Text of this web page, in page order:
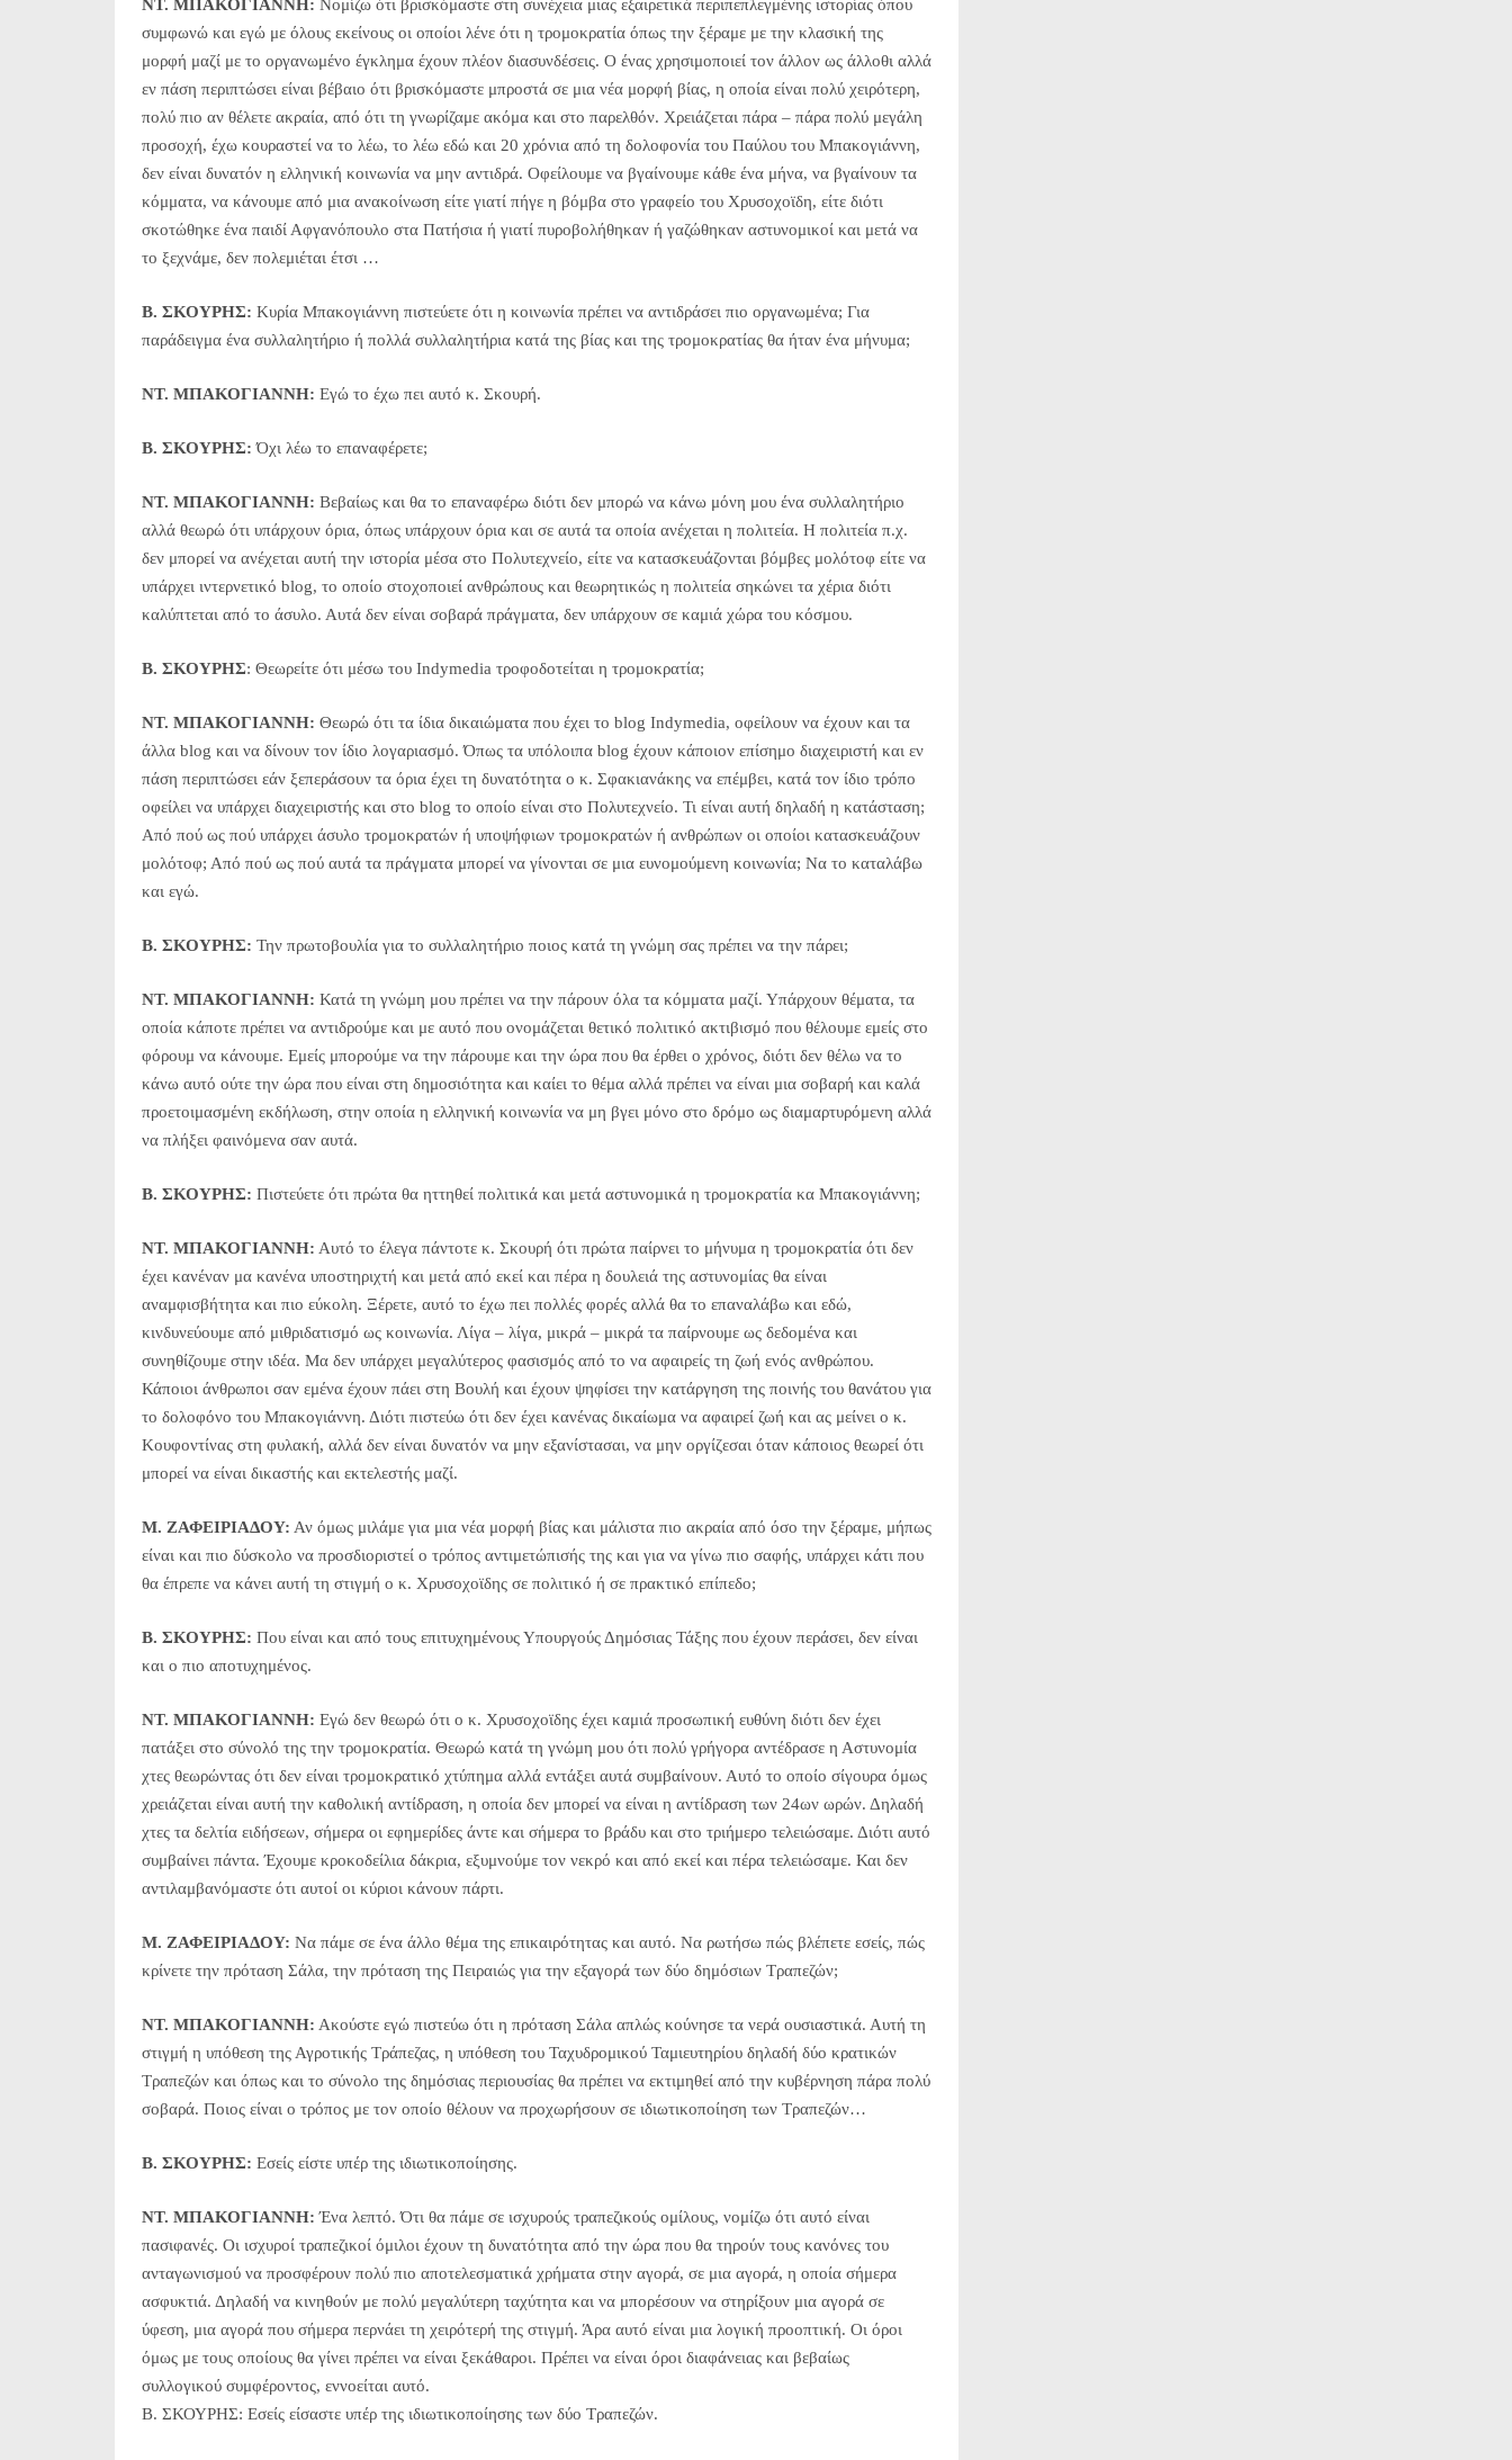
NT. MΠΑΚΟΓΙΑΝΝΗ: Νομίζω ότι βρισκόμαστε στη συνέχεια μιας εξαιρετικά περιπεπλεγμένης ιστορίας όπου
συμφωνώ και εγώ με όλους εκείνους οι οποίοι λένε ότι η τρομοκρατία όπως την ξέραμε με την κλασική της
μορφή μαζί με το οργανωμένο έγκλημα έχουν πλέον διασυνδέσεις. Ο ένας χρησιμοποιεί τον άλλον ως άλλοθι αλλά
εν πάση περιπτώσει είναι βέβαιο ότι βρισκόμαστε μπροστά σε μια νέα μορφή βίας, η οποία είναι πολύ χειρότερη,
πολύ πιο αν θέλετε ακραία, από ότι τη γνωρίζαμε ακόμα και στο παρελθόν. Χρειάζεται πάρα – πάρα πολύ μεγάλη
προσοχή, έχω κουραστεί να το λέω, το λέω εδώ και 20 χρόνια από τη δολοφονία του Παύλου του Μπακογιάννη,
δεν είναι δυνατόν η ελληνική κοινωνία να μην αντιδρά. Οφείλουμε να βγαίνουμε κάθε ένα μήνα, να βγαίνουν τα
κόμματα, να κάνουμε από μια ανακοίνωση είτε γιατί πήγε η βόμβα στο γραφείο του Χρυσοχοϊδη, είτε διότι
σκοτώθηκε ένα παιδί Αφγανόπουλο στα Πατήσια ή γιατί πυροβολήθηκαν ή γαζώθηκαν αστυνομικοί και μετά να
το ξεχνάμε, δεν πολεμιέται έτσι …
Β. ΣΚΟΥΡΗΣ: Κυρία Μπακογιάννη πιστεύετε ότι η κοινωνία πρέπει να αντιδράσει πιο οργανωμένα; Για
παράδειγμα ένα συλλαλητήριο ή πολλά συλλαλητήρια κατά της βίας και της τρομοκρατίας θα ήταν ένα μήνυμα;
NT. MΠΑΚΟΓΙΑΝΝΗ: Εγώ το έχω πει αυτό κ. Σκουρή.
Β. ΣΚΟΥΡΗΣ: Όχι λέω το επαναφέρετε;
NT. MΠΑΚΟΓΙΑΝΝΗ: Βεβαίως και θα το επαναφέρω διότι δεν μπορώ να κάνω μόνη μου ένα συλλαλητήριο
αλλά θεωρώ ότι υπάρχουν όρια, όπως υπάρχουν όρια και σε αυτά τα οποία ανέχεται η πολιτεία. Η πολιτεία π.χ.
δεν μπορεί να ανέχεται αυτή την ιστορία μέσα στο Πολυτεχνείο, είτε να κατασκευάζονται βόμβες μολότοφ είτε να
υπάρχει ιντερνετικό blog, το οποίο στοχοποιεί ανθρώπους και θεωρητικώς η πολιτεία σηκώνει τα χέρια διότι
καλύπτεται από το άσυλο. Αυτά δεν είναι σοβαρά πράγματα, δεν υπάρχουν σε καμιά χώρα του κόσμου.
Β. ΣΚΟΥΡΗΣ: Θεωρείτε ότι μέσω του Indymedia τροφοδοτείται η τρομοκρατία;
NT. MΠΑΚΟΓΙΑΝΝΗ: Θεωρώ ότι τα ίδια δικαιώματα που έχει το blog Indymedia, οφείλουν να έχουν και τα
άλλα blog και να δίνoυν τον ίδιο λογαριασμό. Όπως τα υπόλοιπα blog έχουν κάποιον επίσημο διαχειριστή και εν
πάση περιπτώσει εάν ξεπεράσουν τα όρια έχει τη δυνατότητα ο κ. Σφακιανάκης να επέμβει, κατά τον ίδιο τρόπο
οφείλει να υπάρχει διαχειριστής και στο blog το οποίο είναι στο Πολυτεχνείο. Τι είναι αυτή δηλαδή η κατάσταση;
Από πού ως πού υπάρχει άσυλο τρομοκρατών ή υποψήφιων τρομοκρατών ή ανθρώπων οι οποίοι κατασκευάζουν
μολότοφ; Από πού ως πού αυτά τα πράγματα μπορεί να γίνονται σε μια ευνομούμενη κοινωνία; Να το καταλάβω
και εγώ.
Β. ΣΚΟΥΡΗΣ: Την πρωτοβουλία για το συλλαλητήριο ποιος κατά τη γνώμη σας πρέπει να την πάρει;
NT. MΠΑΚΟΓΙΑΝΝΗ: Κατά τη γνώμη μου πρέπει να την πάρουν όλα τα κόμματα μαζί. Υπάρχουν θέματα, τα
οποία κάποτε πρέπει να αντιδρούμε και με αυτό που ονομάζεται θετικό πολιτικό ακτιβισμό που θέλουμε εμείς στο
φόρουμ να κάνουμε. Εμείς μπορούμε να την πάρουμε και την ώρα που θα έρθει ο χρόνος, διότι δεν θέλω να το
κάνω αυτό ούτε την ώρα που είναι στη δημοσιότητα και καίει το θέμα αλλά πρέπει να είναι μια σοβαρή και καλά
προετοιμασμένη εκδήλωση, στην οποία η ελληνική κοινωνία να μη βγει μόνο στο δρόμο ως διαμαρτυρόμενη αλλά
να πλήξει φαινόμενα σαν αυτά.
Β. ΣΚΟΥΡΗΣ: Πιστεύετε ότι πρώτα θα ηττηθεί πολιτικά και μετά αστυνομικά η τρομοκρατία κα Μπακογιάννη;
NT. MΠΑΚΟΓΙΑΝΝΗ: Αυτό το έλεγα πάντοτε κ. Σκουρή ότι πρώτα παίρνει το μήνυμα η τρομοκρατία ότι δεν
έχει κανέναν μα κανένα υποστηριχτή και μετά από εκεί και πέρα η δουλειά της αστυνομίας θα είναι
αναμφισβήτητα και πιο εύκολη. Ξέρετε, αυτό το έχω πει πολλές φορές αλλά θα το επαναλάβω και εδώ,
κινδυνεύουμε από μιθριδατισμό ως κοινωνία. Λίγα – λίγα, μικρά – μικρά τα παίρνουμε ως δεδομένα και
συνηθίζουμε στην ιδέα. Μα δεν υπάρχει μεγαλύτερος φασισμός από το να αφαιρείς τη ζωή ενός ανθρώπου.
Κάποιοι άνθρωποι σαν εμένα έχουν πάει στη Βουλή και έχουν ψηφίσει την κατάργηση της ποινής του θανάτου για
το δολοφόνο του Μπακογιάννη. Διότι πιστεύω ότι δεν έχει κανένας δικαίωμα να αφαιρεί ζωή και ας μείνει ο κ.
Κουφοντίνας στη φυλακή, αλλά δεν είναι δυνατόν να μην εξανίστασαι, να μην οργίζεσαι όταν κάποιος θεωρεί ότι
μπορεί να είναι δικαστής και εκτελεστής μαζί.
Μ. ΖΑΦΕΙΡΙΑΔΟΥ: Αν όμως μιλάμε για μια νέα μορφή βίας και μάλιστα πιο ακραία από όσο την ξέραμε, μήπως
είναι και πιο δύσκολο να προσδιοριστεί ο τρόπος αντιμετώπισής της και για να γίνω πιο σαφής, υπάρχει κάτι που
θα έπρεπε να κάνει αυτή τη στιγμή ο κ. Χρυσοχοϊδης σε πολιτικό ή σε πρακτικό επίπεδο;
Β. ΣΚΟΥΡΗΣ: Που είναι και από τους επιτυχημένους Υπουργούς Δημόσιας Τάξης που έχουν περάσει, δεν είναι
και ο πιο αποτυχημένος.
NT. MΠΑΚΟΓΙΑΝΝΗ: Εγώ δεν θεωρώ ότι ο κ. Χρυσοχοϊδης έχει καμιά προσωπική ευθύνη διότι δεν έχει
πατάξει στο σύνολό της την τρομοκρατία. Θεωρώ κατά τη γνώμη μου ότι πολύ γρήγορα αντέδρασε η Αστυνομία
χτες θεωρώντας ότι δεν είναι τρομοκρατικό χτύπημα αλλά εντάξει αυτά συμβαίνουν. Αυτό το οποίο σίγουρα όμως
χρειάζεται είναι αυτή την καθολική αντίδραση, η οποία δεν μπορεί να είναι η αντίδραση των 24ων ωρών. Δηλαδή
χτες τα δελτία ειδήσεων, σήμερα οι εφημερίδες άντε και σήμερα το βράδυ και στο τριήμερο τελειώσαμε. Διότι αυτό
συμβαίνει πάντα. Έχουμε κροκοδείλια δάκρια, εξυμνούμε τον νεκρό και από εκεί και πέρα τελειώσαμε. Και δεν
αντιλαμβανόμαστε ότι αυτοί οι κύριοι κάνουν πάρτι.
Μ. ΖΑΦΕΙΡΙΑΔΟΥ: Να πάμε σε ένα άλλο θέμα της επικαιρότητας και αυτό. Να ρωτήσω πώς βλέπετε εσείς, πώς
κρίνετε την πρόταση Σάλα, την πρόταση της Πειραιώς για την εξαγορά των δύο δημόσιων Τραπεζών;
NT. MΠΑΚΟΓΙΑΝΝΗ: Ακούστε εγώ πιστεύω ότι η πρόταση Σάλα απλώς κούνησε τα νερά ουσιαστικά. Αυτή τη
στιγμή η υπόθεση της Αγροτικής Τράπεζας, η υπόθεση του Ταχυδρομικού Ταμιευτηρίου δηλαδή δύο κρατικών
Τραπεζών και όπως και το σύνολο της δημόσιας περιουσίας θα πρέπει να εκτιμηθεί από την κυβέρνηση πάρα πολύ
σοβαρά. Ποιος είναι ο τρόπος με τον οποίο θέλουν να προχωρήσουν σε ιδιωτικοποίηση των Τραπεζών…
Β. ΣΚΟΥΡΗΣ: Εσείς είστε υπέρ της ιδιωτικοποίησης.
NT. MΠΑΚΟΓΙΑΝΝΗ: Ένα λεπτό. Ότι θα πάμε σε ισχυρούς τραπεζικούς ομίλους, νομίζω ότι αυτό είναι
πασιφανές. Οι ισχυροί τραπεζικοί όμιλοι έχουν τη δυνατότητα από την ώρα που θα τηρούν τους κανόνες του
ανταγωνισμού να προσφέρουν πολύ πιο αποτελεσματικά χρήματα στην αγορά, σε μια αγορά, η οποία σήμερα
ασφυκτιά. Δηλαδή να κινηθούν με πολύ μεγαλύτερη ταχύτητα και να μπορέσουν να στηρίξουν μια αγορά σε
ύφεση, μια αγορά που σήμερα περνάει τη χειρότερή της στιγμή. Άρα αυτό είναι μια λογική προοπτική. Οι όροι
όμως με τους οποίους θα γίνει πρέπει να είναι ξεκάθαροι. Πρέπει να είναι όροι διαφάνειας και βεβαίως
συλλογικού συμφέροντος, εννοείται αυτό.
Β. ΣΚΟΥΡΗΣ: Εσείς είσαστε υπέρ της ιδιωτικοποίησης των δύο Τραπεζών.